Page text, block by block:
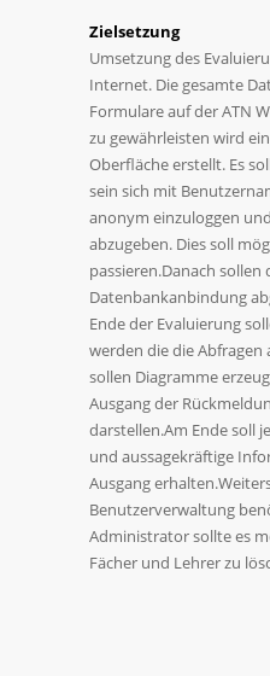
Zielsetzung
Umsetzung des
Internet. Die gesamte
Formulare auf der ATN
zu gewährleisten wird
Oberfläche erstellt. Es
sein sich mit
anonym einzuloggen
abzugeben. Dies soll
passieren.Danach
Datenbankanbindung
Ende der Evaluierung
werden die die Abfragen
sollen Diagramme
Ausgang der
darstellen.Am Ende soll
und aussagekräftige
Ausgang
Benutzerverwaltung
Administrator sollte es
Fächer und Lehrer zu